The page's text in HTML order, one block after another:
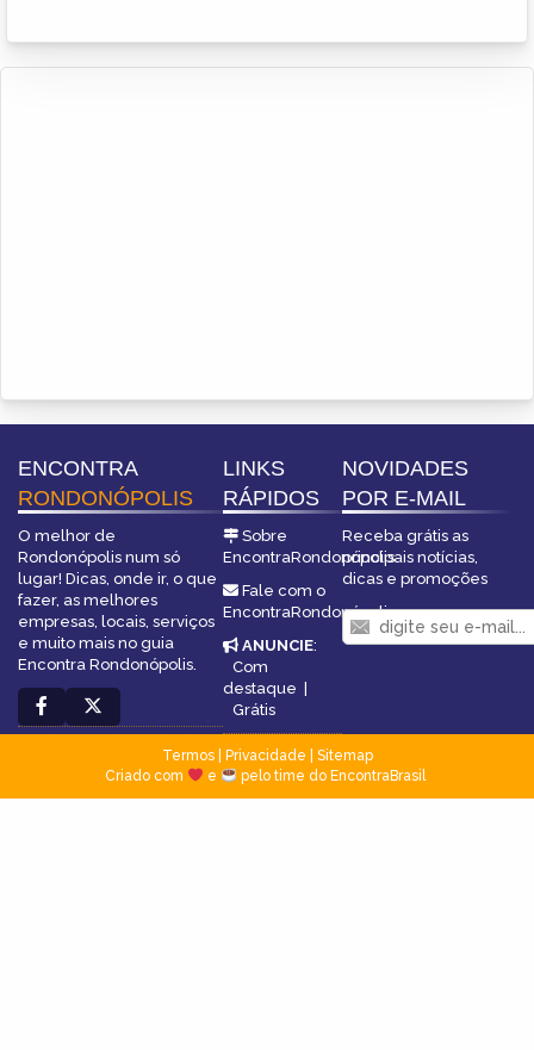
ENCONTRA
RONDONÓPOLIS
O melhor de
Rondonópolis num só
lugar! Dicas, onde ir, o que
fazer, as melhores
empresas, locais, serviços
e muito mais no guia
Encontra Rondonópolis.
LINKS
RÁPIDOS
Sobre
EncontraRondonópolis
Fale com o
EncontraRondonópolis
ANUNCIE:
Com
destaque |
Grátis
NOVIDADES
POR E-MAIL
Receba grátis as
principais notícias,
dicas e promoções
Termos| Privacidade
Sitemap
Criado com
e pelo time do EncontraBrasil